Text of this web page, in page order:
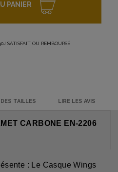
PANIER
SATISFAIT OU REMBOURSÉ
TAILLES LIRE LES AVIS
CARBONE EN-2206
: Le Casque Wings